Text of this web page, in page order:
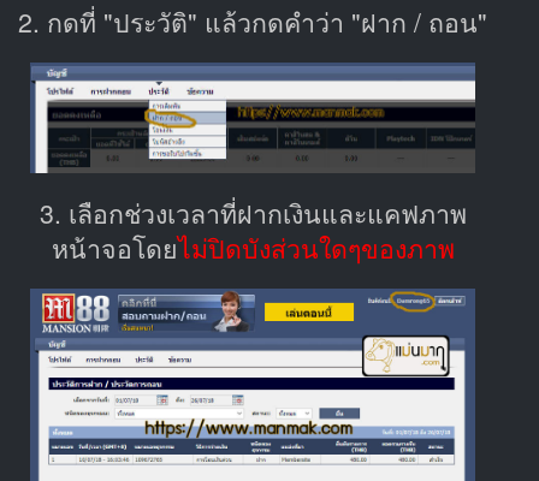
2. กดที่ "ประวัติ" แล้วกดคำว่า "ฝาก / ถอน"
3. เลือกช่วงเวลาที่ฝากเงินและแคฟภาพ
หน้าจอโดยไม่ปิดบังส่วนใดๆของภาพ